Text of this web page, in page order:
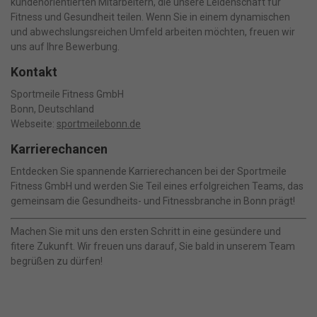
Fitness und Gesundheit teilen. Wenn Sie in einem dynamischen
und abwechslungsreichen Umfeld arbeiten möchten, freuen wir
uns auf Ihre Bewerbung.
Kontakt
Sportmeile Fitness GmbH
Bonn, Deutschland
Webseite: sportmeilebonn.de
Karrierechancen
Entdecken Sie spannende Karrierechancen bei der Sportmeile
Fitness GmbH und werden Sie Teil eines erfolgreichen Teams, das
gemeinsam die Gesundheits- und Fitnessbranche in Bonn prägt!
Machen Sie mit uns den ersten Schritt in eine gesündere und
fitere Zukunft. Wir freuen uns darauf, Sie bald in unserem Team
begrüßen zu dürfen!
individueller Einstellungen möglicherweise nicht alle Funktionen
der Website zur Verfügung stehen.
Hier finden Sie eine Übersicht über alle verwendeten Cookies. Sie
können Ihre Einwilligung zu ganzen Kategorien geben oder sich
Cookies auswählen.
Alle akzeptieren
Zurück
Datenschutzeinstellungen
Essenziell (1)
Essenzielle Cookies ermöglichen grundlegende Funktionen und sind
für die einwandfreie Funktion der Website erforderlich.
Cookie-Informationen anzeigen